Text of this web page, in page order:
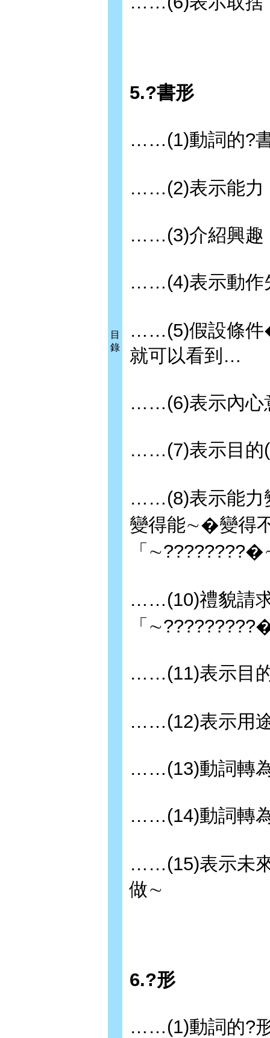
目
錄
5.?書形
……(1)動詞的?
……(2)表示能力
……(3)介紹興趣
……(4)表示動作
……(5)假設條
就可以看到…
……(6)表示內心
……(7)表示目的
……(8)表示能力
變得能∼�變得
「
……(10)禮貌請
「
……(11)表示目
……(12)表示用
……(13)動詞轉
……(14)動詞轉
……(15)表示未
做∼
6.?形
……(1)動詞的?